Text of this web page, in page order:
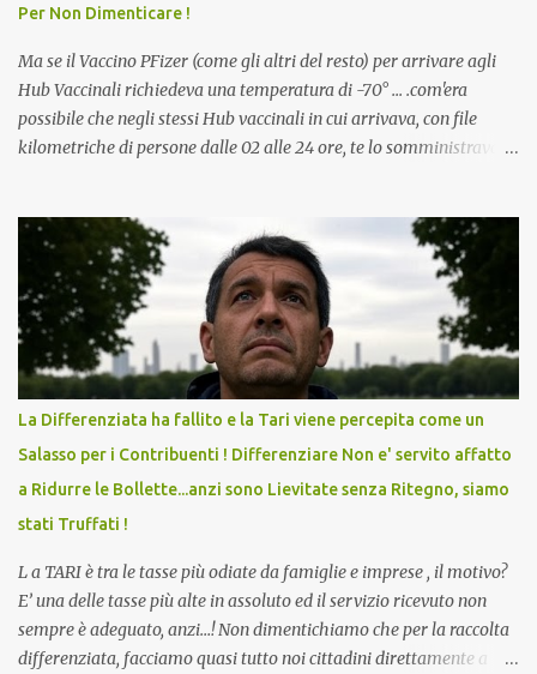
che abbiamo elencato sopra...
Per Non Dimenticare !
Ma se il Vaccino PFizer (come gli altri del resto) per arrivare agli
Hub Vaccinali richiedeva una temperatura di -70° ... .com'era
possibile che negli stessi Hub vaccinali in cui arrivava, con file
kilometriche di persone dalle 02 alle 24 ore, te lo somministravano
Vaccino come: l' Amaro del Capo, era "spettacolare Ghiacciato, ma
andava bene anche, a Temperatura Ambiente"! Riproponiamo
l'articolo per NON Dimenticare!
La Differenziata ha fallito e la Tari viene percepita come un
Salasso per i Contribuenti ! Differenziare Non e' servito affatto
a Ridurre le Bollette...anzi sono Lievitate senza Ritegno, siamo
stati Truffati !
L a TARI è tra le tasse più odiate da famiglie e imprese , il motivo?
E’ una delle tasse più alte in assoluto ed il servizio ricevuto non
sempre è adeguato, anzi…! Non dimentichiamo che per la raccolta
differenziata, facciamo quasi tutto noi cittadini direttamente a